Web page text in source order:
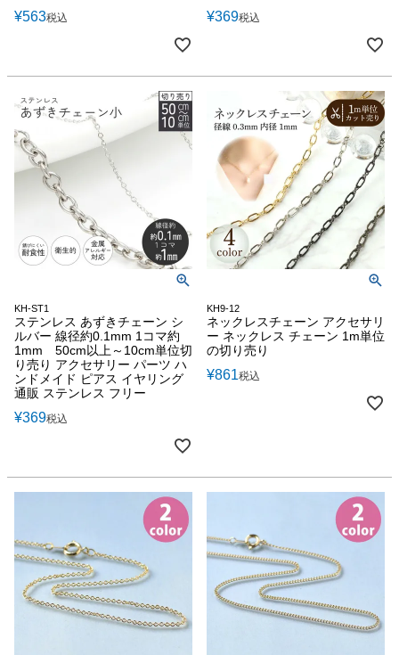
¥563税込 ¥369税込
KH-ST1
ステンレス あずきチェーン シ
ルバー 線径約0.1mm 1コマ約
1mm 50cm以上～10cm単位切
り売り アクセサリー パーツ ハ
ンドメイド ピアス イヤリング
通販 ステンレス フリー
¥369税込
KH9-12
ネックレスチェーン アクセサリ
ー ネックレス チェーン 1m単位
の切り売り
¥861税込